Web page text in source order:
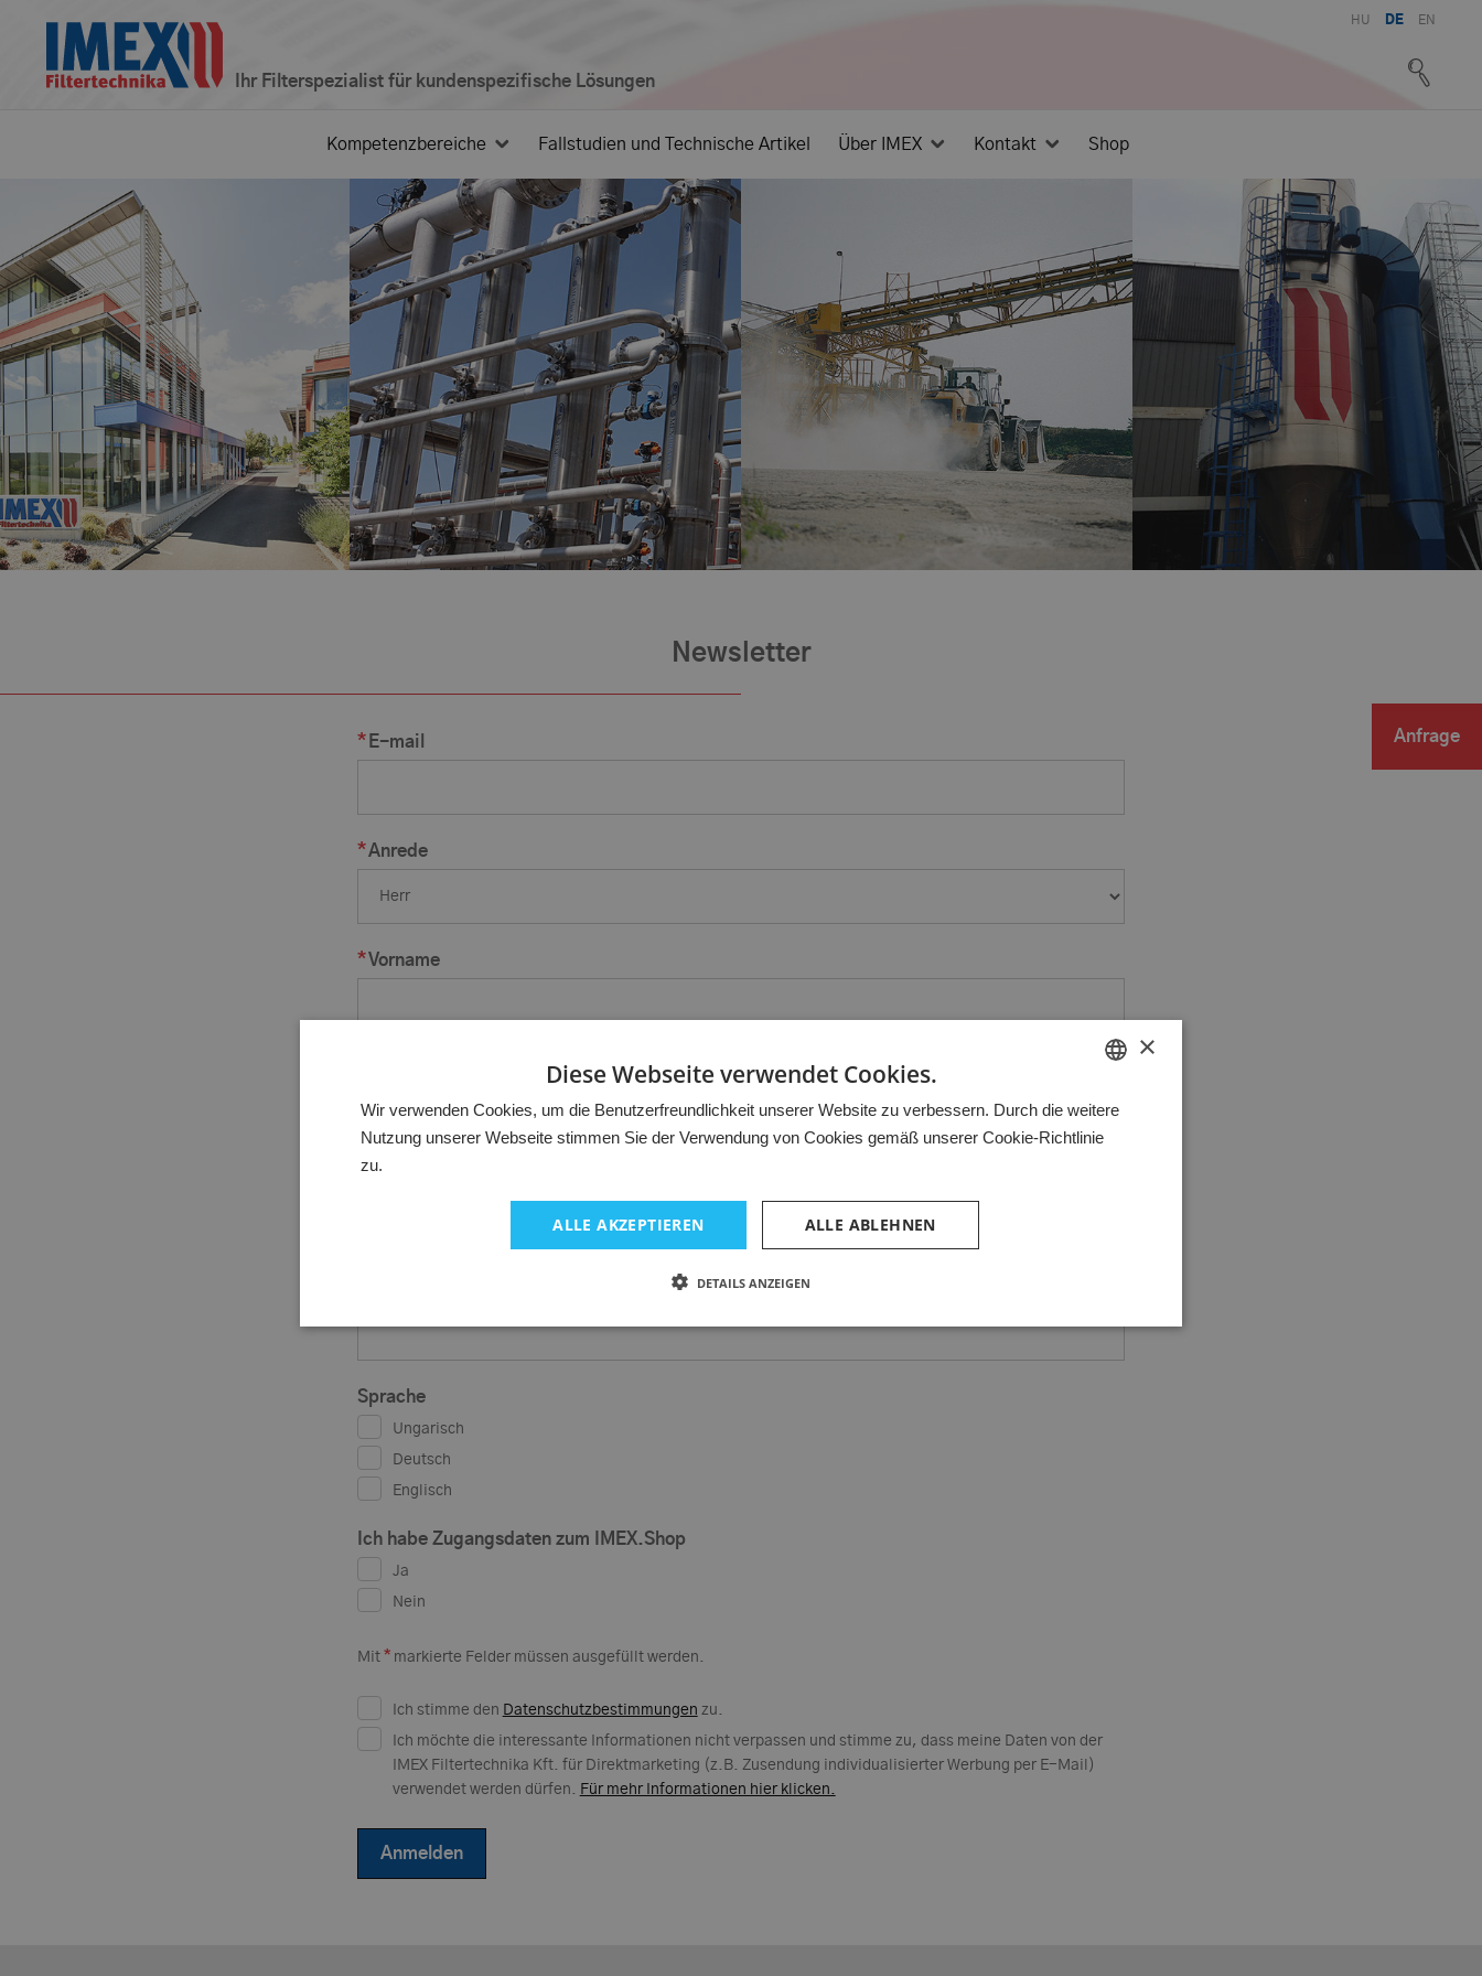
Ihr Filterspezialist für kundenspezifische Lösungen
HU DE EN
Kompetenzbereiche Fallstudien und Technische Artikel Über IMEX Kontakt Shop
Newsletter
E-mail
Anrede
Vorname
Sprache
Ungarisch
Deutsch
Englisch
Ich habe Zugangsdaten zum IMEX.Shop
Ja
Nein
Mit *markierte Felder müssen ausgefüllt werden.
Ich stimme den Datenschutzbestimmungen zu.
Ich möchte die interessante Informationen nicht verpassen und stimme zu, dass meine Daten von der
IMEX Filtertechnika Kft. für Direktmarketing (z.B. Zusendung individualisierter Werbung per E-Mail)
verwendet werden dürfen. Für mehr Informationen hier klicken.
Anmelden
Anfrage
HUNGARIAN
GERMAN
×
Diese Webseite verwendet Cookies.
Wir verwenden Cookies, um die Benutzerfreundlichkeit unserer Website zu verbessern. Durch die weitere
Nutzung unserer Webseite stimmen Sie der Verwendung von Cookies gemäß unserer Cookie-Richtlinie
zu.
ALLE AKZEPTIEREN ALLE ABLEHNEN
DETAILS ANZEIGEN